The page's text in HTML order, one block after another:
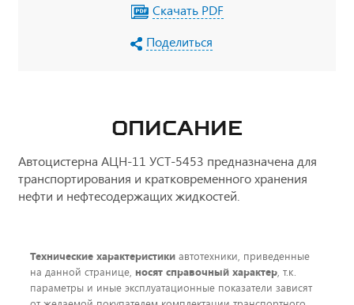
Скачать PDF
Поделиться
ОПИСАНИЕ
Автоцистерна АЦН-11 УСТ-5453 предназначена для
транспортирования и кратковременного хранения
нефти и нефтесодержащих жидкостей.
Технические характеристики автотехники, приведенные
на данной странице, носят справочный характер, т.к.
параметры и иные эксплуатационные показатели зависят